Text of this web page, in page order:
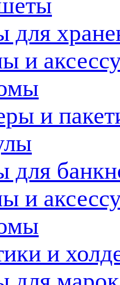
для
и
и
для
и
и